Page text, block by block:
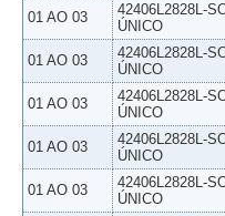
01 AO 03
42406L2828L-
ÚNICO
01 AO 03
42406L2828L-
ÚNICO
01 AO 03
42406L2828L-
ÚNICO
01 AO 03
42406L2828L-
ÚNICO
01 AO 03
42406L2828L-
ÚNICO